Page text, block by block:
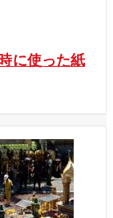
に使った紙